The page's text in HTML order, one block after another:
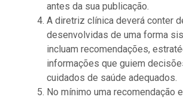
antes da sua publicação.
A diretriz clínica deverá conter
desenvolvidas de uma forma
incluam recomendações,
informações que guiem
cuidados de saúde adequados.
No mínimo uma recomendação